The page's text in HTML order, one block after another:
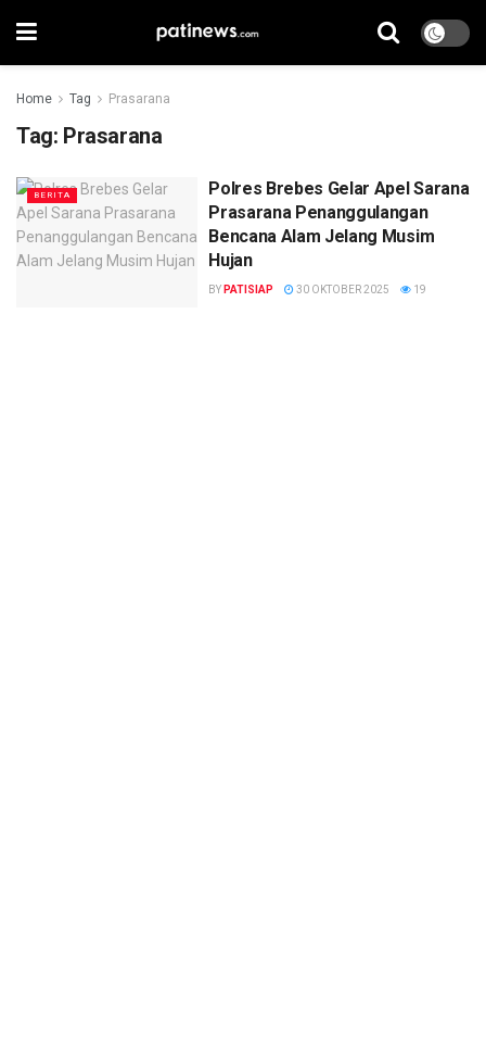
Home Tag Prasarana
Tag: Prasarana
BERITA
Polres Brebes Gelar Apel Sarana
Prasarana Penanggulangan
Bencana Alam Jelang Musim
Hujan
BY PATISIAP 30 OKTOBER 2025 19